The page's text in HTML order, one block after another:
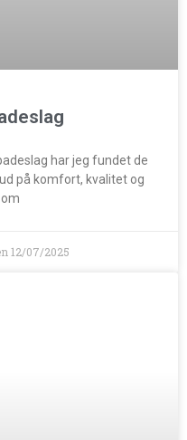
har jeg fundet de
på komfort, kvalitet og
12/07/2025